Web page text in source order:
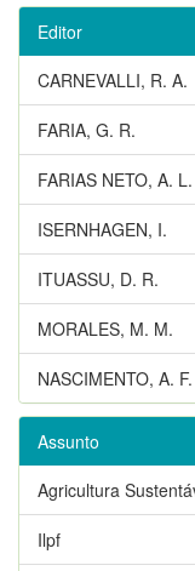
Editor
CARNEVALLI, R. A.
FARIA, G. R.
FARIAS NETO, A.
ISERNHAGEN, I.
ITUASSU, D. R.
MORALES, M. M.
NASCIMENTO, A.
Assunto
Agricultura
Ilpf